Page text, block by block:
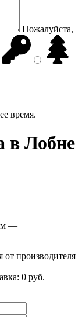
Пожалуйста,
время.
в Лобне
—
от производителя
0 руб.